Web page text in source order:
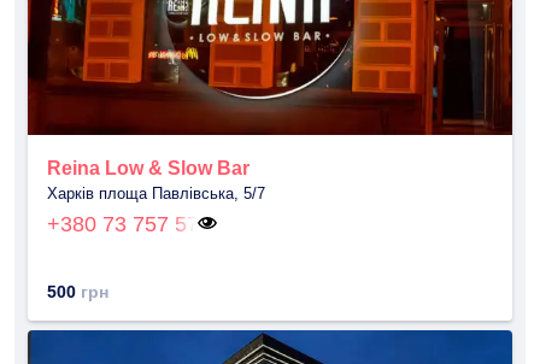
Reina Low & Slow Bar
Харків площа Павлівська, 5/7
+380 73 757 57
500 грн